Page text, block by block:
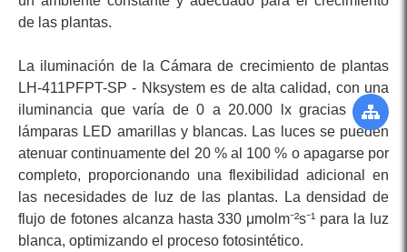
de las plantas.
La iluminación de la Cámara de crecimiento de plantas
LH-411PFPT-SP - Nksystem es de alta calidad, con una
iluminancia que varía de 0 a 20.000 lx gracias a las
lámparas LED amarillas y blancas. Las luces se pueden
atenuar continuamente del 20 % al 100 % o apagarse por
completo, proporcionando una flexibilidad adicional en
las necesidades de luz de las plantas. La densidad de
flujo de fotones alcanza hasta 330 μmolm⁻²s⁻¹ para la luz
blanca, optimizando el proceso fotosintético.